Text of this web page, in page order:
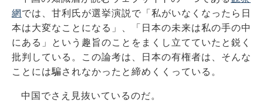
網では、甘利氏が選挙演説で「私がいなくなったら日
本は大変なことになる」、「日本の未来は私の手の中
にある」という趣旨のことをまくし立てていたと鋭く
批判している。この論考は、日本の有権者は、そんな
ことには騙されなかったと締めくくっている。
中国でさえ見抜いているのだ。